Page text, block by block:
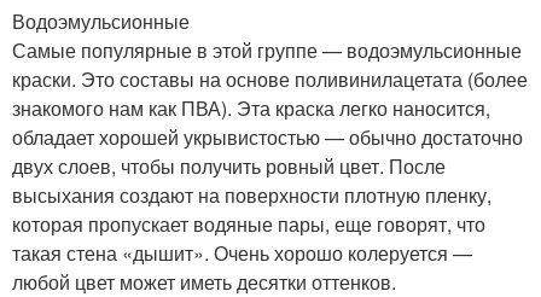
Текстурная краска Масляная краска
Алкидная краска Силикатная краска
Водоэмульсионные
Самые популярные в этой группе — водоэмульсионные
краски. Это составы на основе поливинилацетата (более
знакомого нам как ПВА). Эта краска легко наносится,
обладает хорошей укрывистостью — обычно достаточно
двух слоев, чтобы получить ровный цвет. После
высыхания создают на поверхности плотную пленку,
которая пропускает водяные пары, еще говорят, что
такая стена «дышит». Очень хорошо колеруется —
любой цвет может иметь десятки оттенков.